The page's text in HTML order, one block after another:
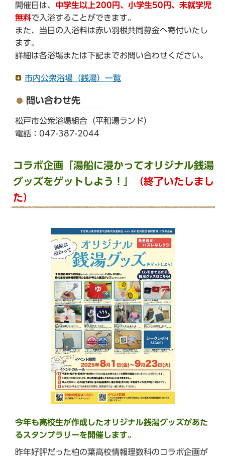
開催日は、 中学生以上200円、小学生50円、未就学児
無料で入浴することができます。
また、当日の入浴料は赤い羽根共同募金へ寄付いたし
ます。
詳細は各浴場または下記までお問い合わせください。
市内公衆浴場（銭湯）一覧
問い合わせ先
松戸市公衆浴場組合（平和湯ランド）
電話：047-387-2044
コラボ企画「湯船に浸かってオリジナル銭湯
グッズをゲットしよう！」
（終了いたしまし
た）
今年も高校生が作成したオリジナル銭湯グッズがあた
るスタンプラリーを開催します。
昨年好評だった柏の葉高校情報理数科のコラボ企画が